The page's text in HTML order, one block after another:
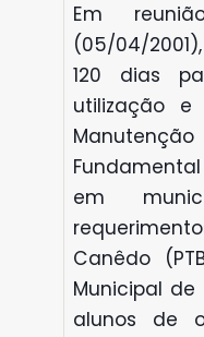
Em
(05/04/
120 dias
utilização
em
Canêdo
Municipal
alunos de